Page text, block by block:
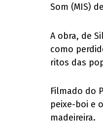
Som (MIS)
A obra, de
como
ritos das
Filmado do
peixe-boi e
madeireira.